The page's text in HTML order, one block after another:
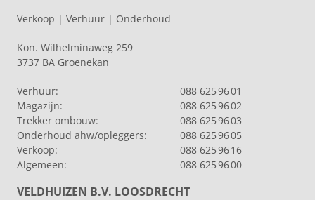
Verkoop | Verhuur | Onderhoud
Kon. Wilhelminaweg 259
3737 BA Groenekan
Verhuur:
088 625 96 01
Magazijn:
088 625 96 02
Trekker ombouw:
088 625 96 03
Onderhoud ahw/opleggers:
088 625 96 05
Verkoop:
088 625 96 16
Algemeen:
088 625 96 00
VELDHUIZEN B.V. LOOSDRECHT